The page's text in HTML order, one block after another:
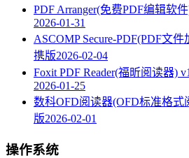
PDF Arranger(免费PDF编辑软
2026-01-31
ASCOMP Secure-PDF(PDF文
携版2026-02-04
Foxit PDF Reader(福昕阅读器)
2026-01-25
数科OFD阅读器(OFD标准格式
版2026-02-01
操作系统